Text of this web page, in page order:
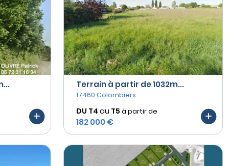
Terrain à partir de 1032m...
17460 Colombiers
DU T4 au T5 à partir de
182 000 €